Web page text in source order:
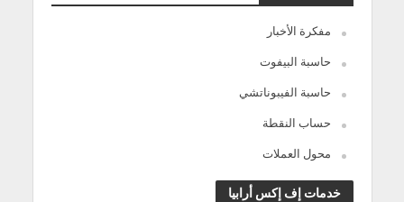
مفكرة الأخبار
حاسبة البيفوت
حاسبة الفيبوناتشي
حساب النقطة
محول العملات
خدمات إف إكس أرابيا